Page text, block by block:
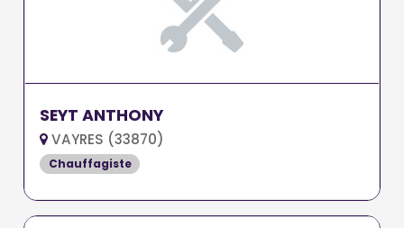
SEYT ANTHONY
VAYRES (33870)
Chauffagiste